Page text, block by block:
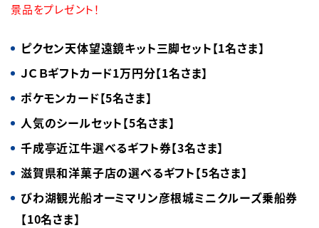
景品をプレゼント！
ピクセン天体望遠鏡キット三脚セット【1名さま】
ＪＣＢギフトカード1万円分【1名さま】
ポケモンカード【5名さま】
人気のシールセット【5名さま】
千成亭近江牛選べるギフト券【3名さま】
滋賀県和洋菓子店の選べるギフト【5名さま】
びわ湖観光船オーミマリン彦根城ミニクルーズ乗船券
【10名さま】